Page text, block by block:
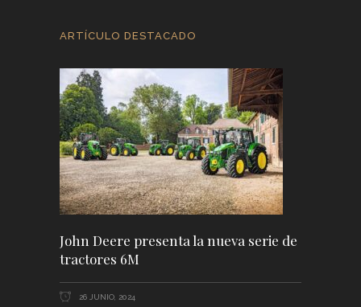
ARTÍCULO DESTACADO
John Deere presenta la nueva serie de
tractores 6M
26 JUNIO, 2024